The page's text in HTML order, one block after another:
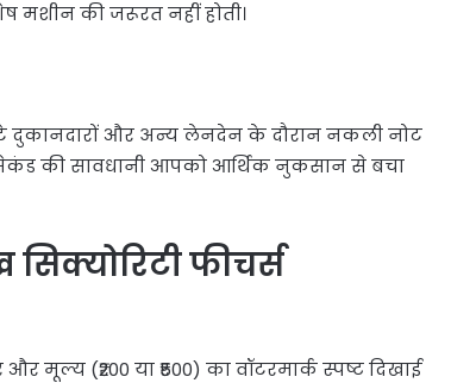
की जरूरत नहीं होती।
दुकानदारों और अन्य लेनदेन के दौरान नकली नोट
की सावधानी आपको आर्थिक नुकसान से बचा
फीचर्स
मूल्य (₹200 या ₹500) का वॉटरमार्क स्पष्ट दिखाई